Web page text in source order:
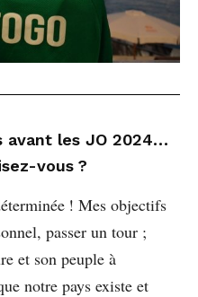
avant les JO 2024…
vous ?
! Mes objectifs
passer un tour ;
et son peuple à
notre pays existe et